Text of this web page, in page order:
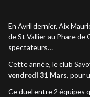
En Avril dernier, Aix
de St Vallier au Phare de
spectateurs…
Cette année, le club
vendredi 31 Mars, pour
Ce duel entre 2 équipes